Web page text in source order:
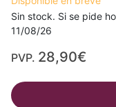
Sin stock. Si se pide
11/08/26
PVP. 28,90€